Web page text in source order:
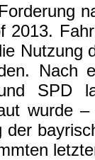
2013.
Nutzung
Nach
SPD
wurde –